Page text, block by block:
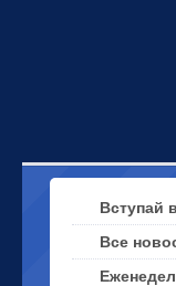
Вступай
Все